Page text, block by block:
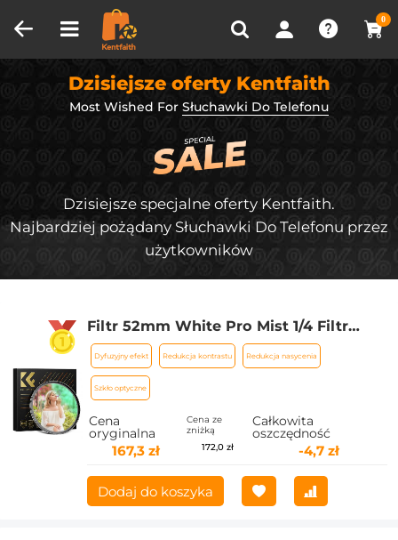
0
OSTATNIO OGLĄDANE
Porównanie produktów (0)
Dzisiejsze oferty Kentfaith
Most Wished For Słuchawki Do Telefonu
Dzisiejsze specjalne oferty Kentfaith.
Najbardziej pożądany Słuchawki Do Telefonu przez
użytkowników
Filtr 52mm White Pro Mist 1/4 Filtr
kinowy, filtr dyfuzyjny HD Dreamy Soft
White z powłokami 28-warstwowymi
Wodoodporny Odporny na
zarysowania Seria Nano-Xcel
Dyfuzyjny efekt Redukcja kontrastu Redukcja nasycenia
Szkło optyczne
Cena
oryginalna
167,3 zł
Cena ze
zniżką
172,0 zł
Całkowita
oszczędność
-4,7 zł
Dodaj do koszyka